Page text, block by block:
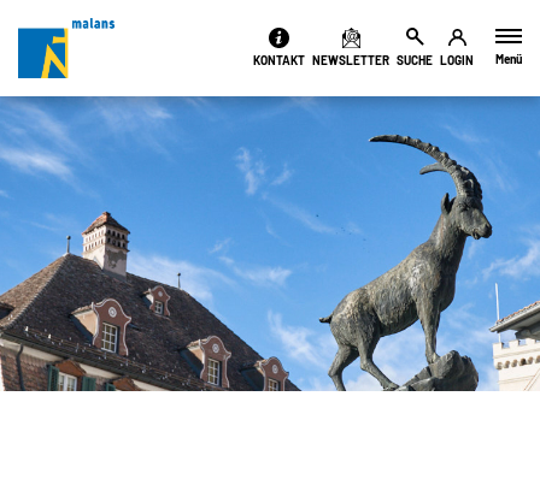
Kopfzeile Menü
KONTAKT NEWSLETTER SUCHE LOGIN
Inhalt